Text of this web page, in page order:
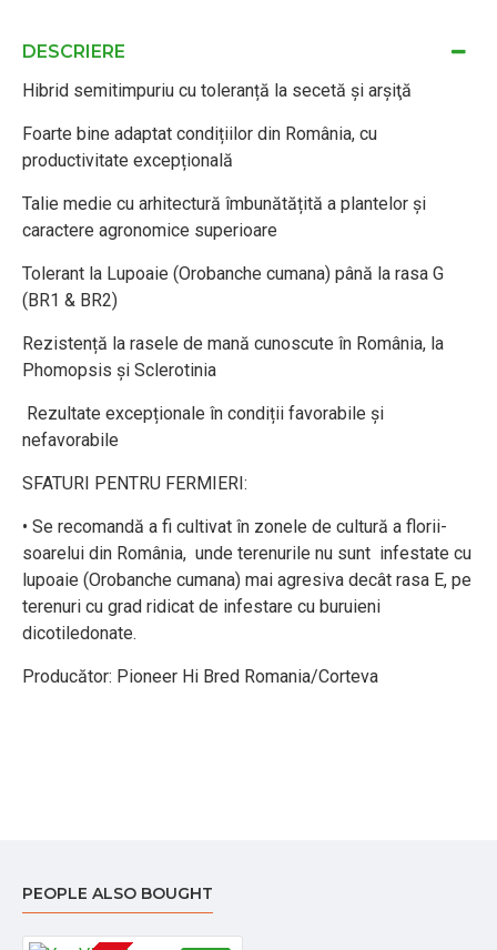
DESCRIERE
Hibrid semitimpuriu cu toleranță la secetă și arșiţă
Foarte bine adaptat condițiilor din România, cu
productivitate excepțională
Talie medie cu arhitectură îmbunătățită a plantelor și
caractere agronomice superioare
Tolerant la Lupoaie (Orobanche cumana) până la rasa G
(BR1 & BR2)
Rezistență la rasele de mană cunoscute în România, la
Phomopsis și Sclerotinia
Rezultate excepționale în condiții favorabile și
nefavorabile
SFATURI PENTRU FERMIERI:
• Se recomandă a fi cultivat în zonele de cultură a florii-
soarelui din România, unde terenurile nu sunt infestate cu
lupoaie (Orobanche cumana) mai agresiva decât rasa E, pe
terenuri cu grad ridicat de infestare cu buruieni
dicotiledonate.
Producător: Pioneer Hi Bred Romania/Corteva
PEOPLE ALSO BOUGHT